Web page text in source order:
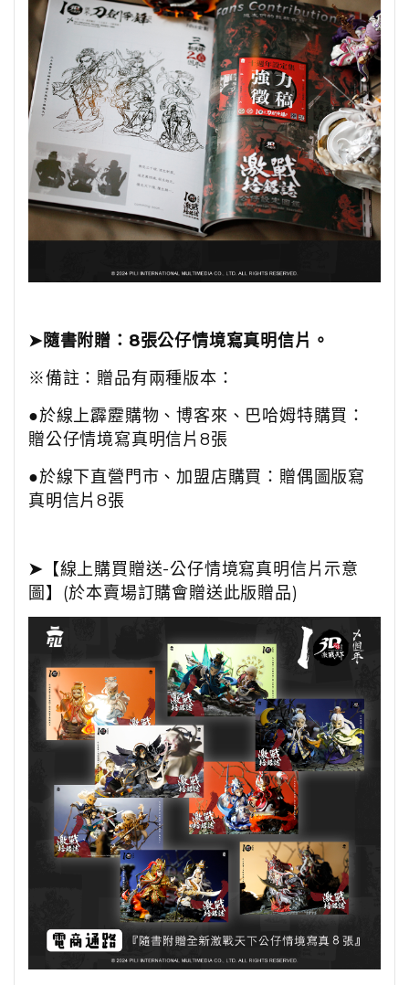
➤隨書附贈：8張公仔情境寫真明信片。
※備註： 贈品有兩種版本：
●於線上霹靂購物、博客來、巴哈姆特購買：
贈公仔情境寫真明信片8張
●於線下直營門市、加盟店購買： 贈偶圖版寫
真明信片8張
➤ 【線上購買贈送-公仔情境寫真明信片示意
圖】(於本賣場訂購會贈送此版贈品)